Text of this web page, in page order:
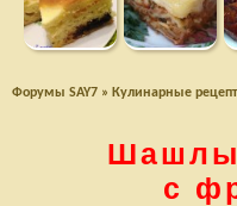
Форумы SAY7 » Кулинарные
с